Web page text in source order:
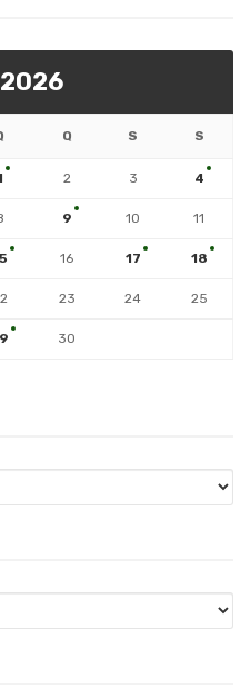
Q S S
2 3 4
9 10 11
16 17 18
23 24 25
30